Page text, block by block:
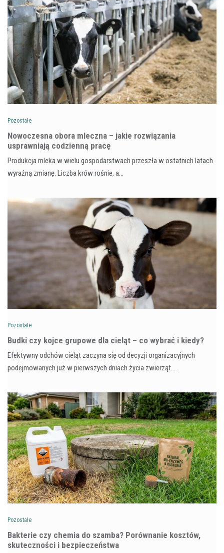
Pozostałe
Nowoczesna obora mleczna – jakie rozwiązania
usprawniają codzienną pracę
Produkcja mleka w wielu gospodarstwach przeszła w ostatnich latach
wyraźną zmianę. Liczba krów rośnie, a…
Pozostałe
Budki czy kojce grupowe dla cieląt – co wybrać i kiedy?
Efektywny odchów cieląt zaczyna się od decyzji organizacyjnych
podejmowanych już w pierwszych dniach życia zwierząt.…
Pozostałe
Bakterie czy chemia do szamba? Porównanie kosztów,
skuteczności i bezpieczeństwa